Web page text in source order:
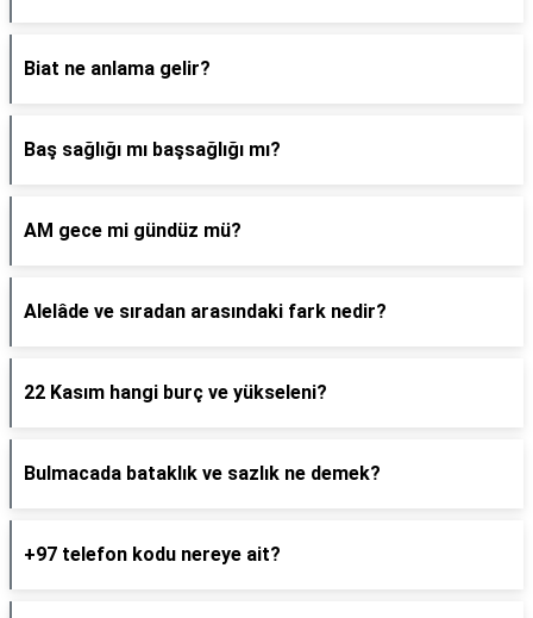
Biat ne anlama gelir?
Baş sağlığı mı başsağlığı mı?
AM gece mi gündüz mü?
Alelâde ve sıradan arasındaki fark nedir?
22 Kasım hangi burç ve yükseleni?
Bulmacada bataklık ve sazlık ne demek?
+97 telefon kodu nereye ait?